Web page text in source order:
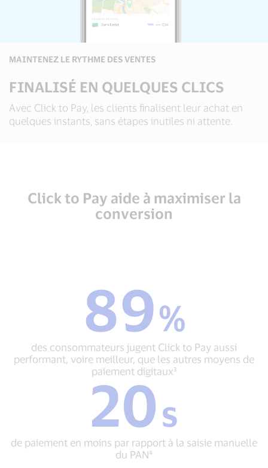
MAINTENEZ LE RYTHME DES VENTES
FINALISÉ EN QUELQUES CLICS
Avec Click to Pay, les clients finalisent leur achat en
quelques instants, sans étapes inutiles ni attente.
Click to Pay aide à maximiser la
conversion
89
des
consommateurs
jugent
Click
to
Pay
aussi
performant,
voire
meilleur,
les
autres
89%
des consommateurs jugent Click to Pay aussi
performant, voire meilleur, que les autres moyens de
paiement digitaux³
20
s
de
paiement
moins
par
20s
de paiement en moins par rapport à la saisie manuelle
du PAN⁴